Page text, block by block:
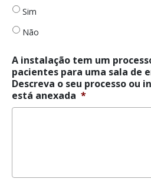
de
transferência
de
para
uma
sala
de
urgências *
Sim
Não
A instalação tem um
pacientes para uma sala de
Descreva o seu processo ou
está anexada *